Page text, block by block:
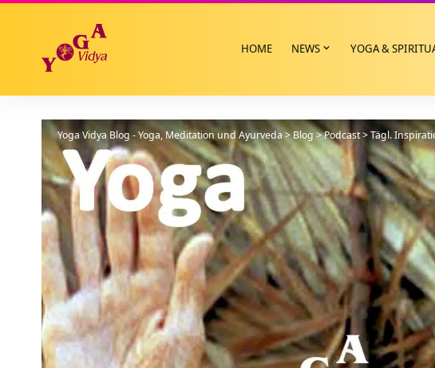
HOME NEWS YOGA &
Yoga Vidya Blog - Yoga, Meditation und Ayurveda>Blog>Podcast>Tägl.